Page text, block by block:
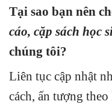
Tại sao bạn nên
cáo, cặp sách học
chúng tôi?
Liên tục cập nhật
cách, ấn tượng